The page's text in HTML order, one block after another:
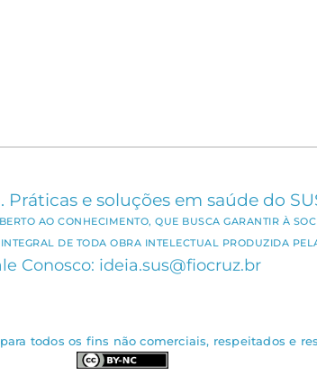
Práticas e soluções em saúde do
AO CONHECIMENTO, QUE BUSCA GARANTIR À
DE TODA OBRA INTELECTUAL PRODUZIDA
Conosco: ideia.sus@fiocruz.br
todos os fins não comerciais, respeitados e